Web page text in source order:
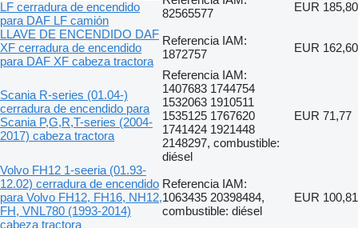
LF cerradura de encendido
para DAF LF camión
82565577
EUR 185,80
LLAVE DE ENCENDIDO DAF
XF cerradura de encendido
para DAF XF cabeza tractora
Referencia IAM:
1872757
EUR 162,60
Scania R-series (01.04-)
cerradura de encendido para
Scania P,G,R,T-series (2004-
2017) cabeza tractora
Referencia IAM:
1407683 1744754
1532063 1910511
1535125 1767620
1741424 1921448
2148297, combustible:
diésel
EUR 71,77
Volvo FH12 1-seeria (01.93-
12.02) cerradura de encendido
para Volvo FH12, FH16, NH12,
FH, VNL780 (1993-2014)
cabeza tractora
Referencia IAM:
1063435 20398484,
combustible: diésel
EUR 100,81